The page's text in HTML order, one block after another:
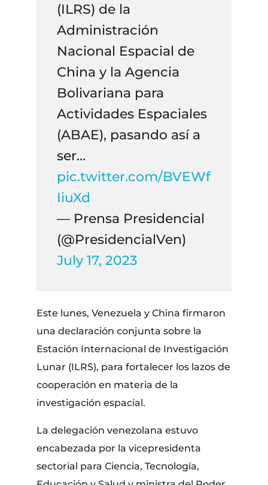
(ILRS) de la
Administración
Nacional Espacial de
China y la Agencia
Bolivariana para
Actividades Espaciales
(ABAE), pasando así a
ser…
pic.twitter.com/BVEWf
IiuXd
— Prensa Presidencial
(@PresidencialVen)
July 17, 2023
Este lunes, Venezuela y China firmaron
una declaración conjunta sobre la
Estación Internacional de Investigación
Lunar (ILRS), para fortalecer los lazos de
cooperación en materia de la
investigación espacial.
La delegación venezolana estuvo
encabezada por la vicepresidenta
sectorial para Ciencia, Tecnología,